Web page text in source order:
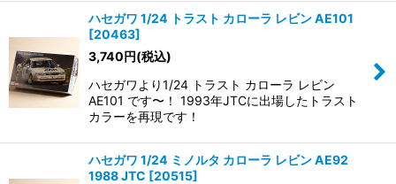
ハセガワ 1/24 トラスト カローラ レビン AE101
[20463]
3,740円(税込)
ハセガワより1/24 トラスト カローラ レビン
AE101 です〜！ 1993年JTCに出場したトラスト
カラーを再現です！
ハセガワ 1/24 ミノルタ カローラ レビン AE92
1988 JTC [20515]